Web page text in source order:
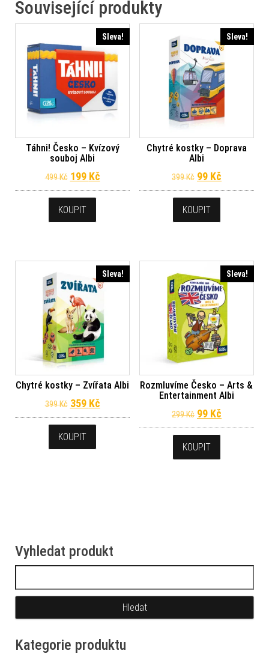
Související produkty
Sleva!
Táhni! Česko – Kvízový
souboj Albi
499Kč Původní cena byla: 499 Kč.
199 KčAktuální cena je: 199 Kč.
KOUPIT
Sleva!
Chytré kostky – Doprava
Albi
399Kč Původní cena
99 KčAktuální
KOUPIT
Sleva!
Chytré kostky – Zvířata Albi
399Kč Původní cena byla: 399 Kč.
359 KčAktuální cena je: 359 Kč.
KOUPIT
Sleva!
Rozmluvíme Česko – Arts &
Entertainment Albi
299Kč Původní cena
99 KčAktuální
KOUPIT
Vyhledat produkt
Kategorie produktu